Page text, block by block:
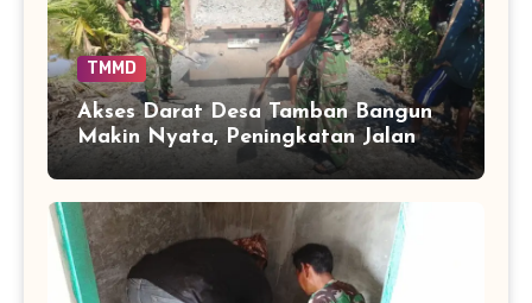
TMMD
Akses Darat Desa Tamban Bangun
Makin Nyata, Peningkatan Jalan
TMMD Sentuh 90 Persen